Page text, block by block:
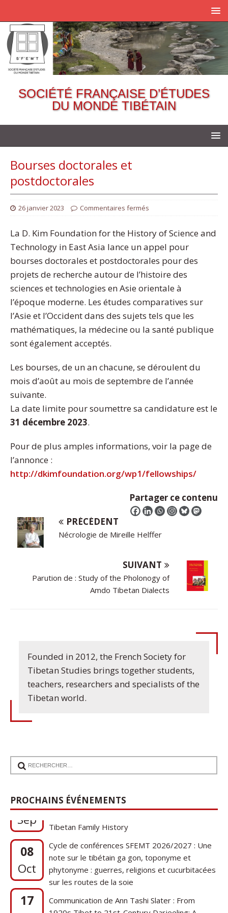
SOCIÉTÉ FRANÇAISE D’ÉTUDES
DU MONDE TIBÉTAIN
Bourses doctorales et
postdoctorales
26 janvier 2023 Commentaires fermés
La D. Kim Foundation for the History of Science and
Technology in East Asia lance un appel pour
bourses doctorales et postdoctorales pour des
projets de recherche autour de l’histoire des
sciences et technologies en Asie orientale à
l’époque moderne. Les études comparatives sur
l’Asie et l’Occident dans des sujets tels que les
mathématiques, la médecine ou la santé publique
sont également acceptés.
Les bourses, de un an chacune, se déroulent du
mois d’août au mois de septembre de l’année
suivante.
La date limite pour soumettre sa candidature est le
31 décembre 2023.
Pour de plus amples informations, voir la page de
l’annonce :
http://dkimfoundation.org/wp1/fellowships/
Partager ce contenu
PRÉCÉDENT
Nécrologie de Mireille Helffer
SUIVANT
Parution de : Study of the Pholonogy of
Amdo Tibetan Dialects
Founded in 2012, the French Society for
Tibetan Studies brings together students,
teachers, researchers and specialists of the
Tibetan world.
PROCHAINS ÉVÉNEMENTS
Sep
1920s Tibet to 21st-Century Darjeeling: A
08
Oct
Cycle de conférences SFEMT 2026/2027 : Une
note sur le tibétain ga gon, toponyme et
phytonyme : guerres, religions et cucurbitacées
sur les routes de la soie
17
Sep
1920s Tibet to 21st-Century Darjeeling: A